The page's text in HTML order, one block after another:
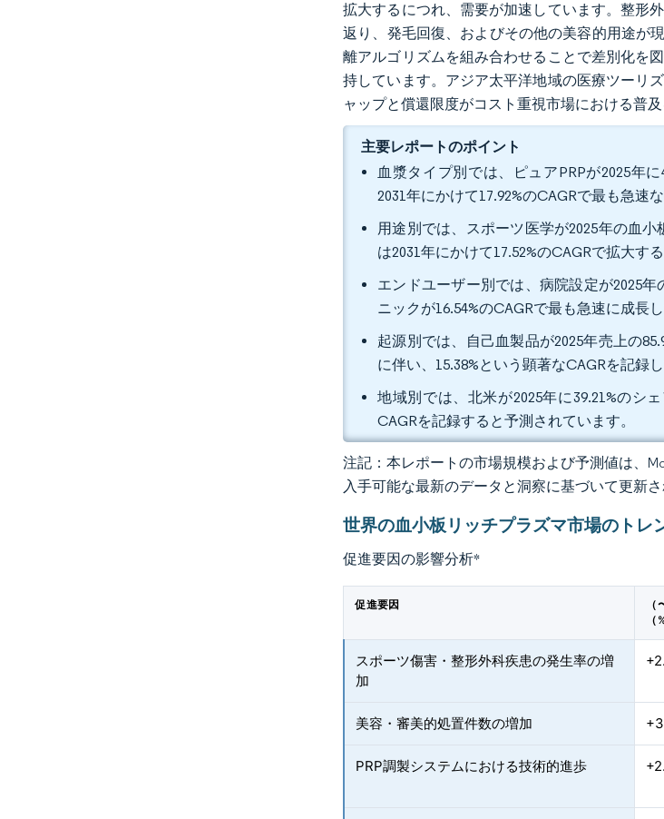
拡大するにつれ、需要が加速しています。整形
返り、発毛回復、およびその他の美容的用途が
離アルゴリズムを組み合わせることで差別化を
持しています。アジア太平洋地域の医療ツーリ
ャップと償還限度がコスト重視市場における普及
主要レポートのポイント
血漿タイプ別では、ピュアPRPが2025年
2031年にかけて17.92%のCAGRで最も急速
用途別では、スポーツ医学が2025年の血
は2031年にかけて17.52%のCAGRで拡大す
エンドユーザー別では、病院設定が2025
ニックが16.54%のCAGRで最も急速に成長し
起源別では、自己血製品が2025年売上の
に伴い、15.38%という顕著なCAGRを記録し
地域別では、北米が2025年に39.21%のシ
CAGRを記録すると予測されています。
注記：本レポートの市場規模および予測値は、
入手可能な最新のデータと洞察に基づいて更新さ
世界の血小板リッチプラズマ市場のトレ
促進要因の影響分析*
促進要因
（
スポーツ傷害・整形外科疾患の発生率の増
加
美容・審美的処置件数の増加
PRP調製システムにおける技術的進歩